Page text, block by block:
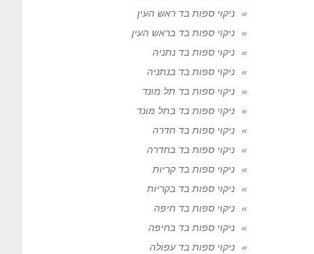
ניקוי ספות בד ראש העין
ניקוי ספות בד בראש העין
ניקוי ספות בד נתניה
ניקוי ספות בד בנתניה
ניקוי ספות בד תל מונד
ניקוי ספות בד בתל מונד
ניקוי ספות בד חדרה
ניקוי ספות בד בחדרה
ניקוי ספות בד קריות
ניקוי ספות בד בקריות
ניקוי ספות בד חיפה
ניקוי ספות בד בחיפה
ניקוי ספות בד עפולה